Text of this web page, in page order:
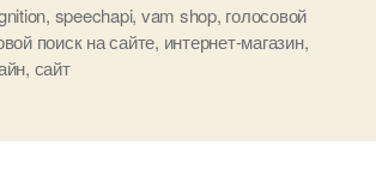
VamShop!»
, speechapi, vam shop, голосовой
поиск на сайте, интернет-магазин,
, сайт